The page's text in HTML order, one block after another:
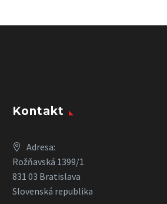
Kontakt
Adresa:
Rožňavská 1399/1
831 03 Bratislava
Slovenská republika